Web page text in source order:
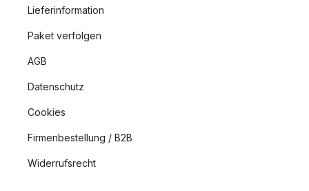
Lieferinformation
Paket verfolgen
AGB
Datenschutz
Cookies
Firmenbestellung / B2B
Widerrufsrecht